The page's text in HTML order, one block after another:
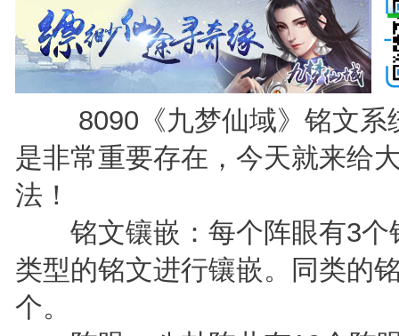
8090《九梦仙域》铭文系
是非常重要存在，今天就来给
法！
铭文镶嵌：每个阵眼有3个
类型的铭文进行镶嵌。同类的
个。